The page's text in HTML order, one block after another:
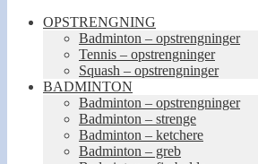
OPSTRENGNING
Badminton – opstrengninger
Tennis – opstrengninger
Squash – opstrengninger
BADMINTON
Badminton – opstrengninger
Badminton – strenge
Badminton – ketchere
Badminton – greb